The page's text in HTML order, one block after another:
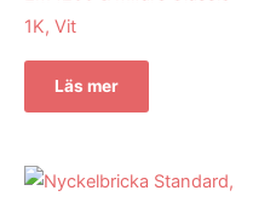
1K, Vit
Läs mer